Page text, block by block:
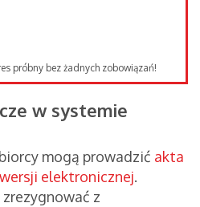
próbny bez żadnych zobowiązań!
w systemie
mogą prowadzić akta
elektronicznej.
z